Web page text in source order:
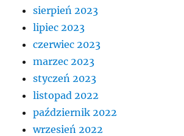
sierpień 2023
lipiec 2023
czerwiec 2023
marzec 2023
styczeń 2023
listopad 2022
październik 2022
wrzesień 2022